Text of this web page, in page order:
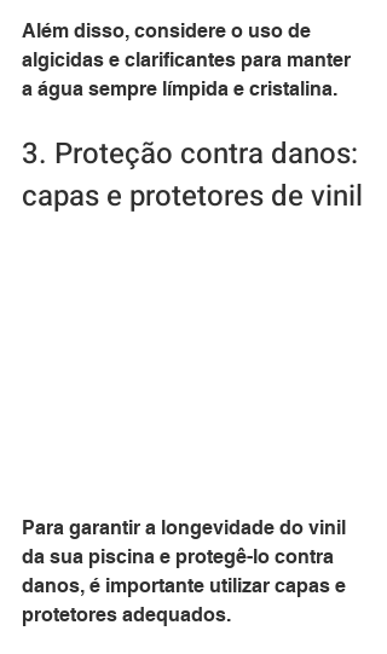
Além disso, considere o uso de
algicidas e clarificantes para manter
a água sempre límpida e cristalina.
3. Proteção contra danos:
capas e protetores de vinil
Para garantir a longevidade do vinil
da sua piscina e protegê-lo contra
danos, é importante utilizar capas e
protetores adequados.